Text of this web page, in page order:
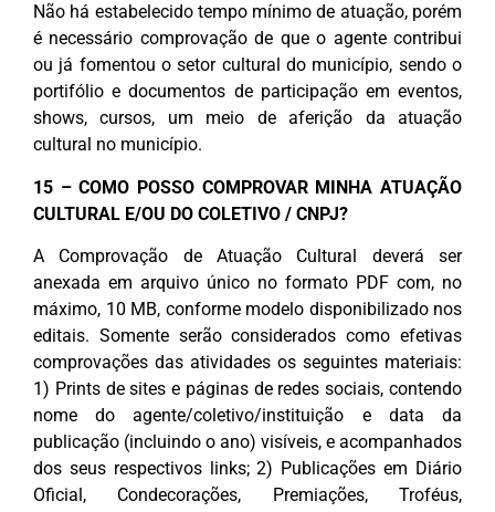
Não há estabelecido tempo mínimo de atuação, porém
é necessário comprovação de que o agente contribui
ou já fomentou o setor cultural do município, sendo o
portifólio e documentos de participação em eventos,
shows, cursos, um meio de aferição da atuação
cultural no município.
15 – COMO POSSO COMPROVAR MINHA ATUAÇÃO
CULTURAL E/OU DO COLETIVO / CNPJ?
A Comprovação de Atuação Cultural deverá ser
anexada em arquivo único no formato PDF com, no
máximo, 10 MB, conforme modelo disponibilizado nos
editais. Somente serão considerados como efetivas
comprovações das atividades os seguintes materiais:
1) Prints de sites e páginas de redes sociais, contendo
nome do agente/coletivo/instituição e data da
publicação (incluindo o ano) visíveis, e acompanhados
dos seus respectivos links; 2) Publicações em Diário
Oficial, Condecorações, Premiações, Troféus,